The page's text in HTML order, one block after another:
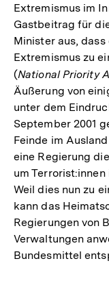
Extremismus im
Gastbeitrag für
Minister aus,
Extremismus zu
(National Priority
Äußerung von
unter dem
September 2001
Feinde im
eine Regierung
um
Weil dies nun zu
kann das
Regierungen von
Verwaltungen
Bundesmittel